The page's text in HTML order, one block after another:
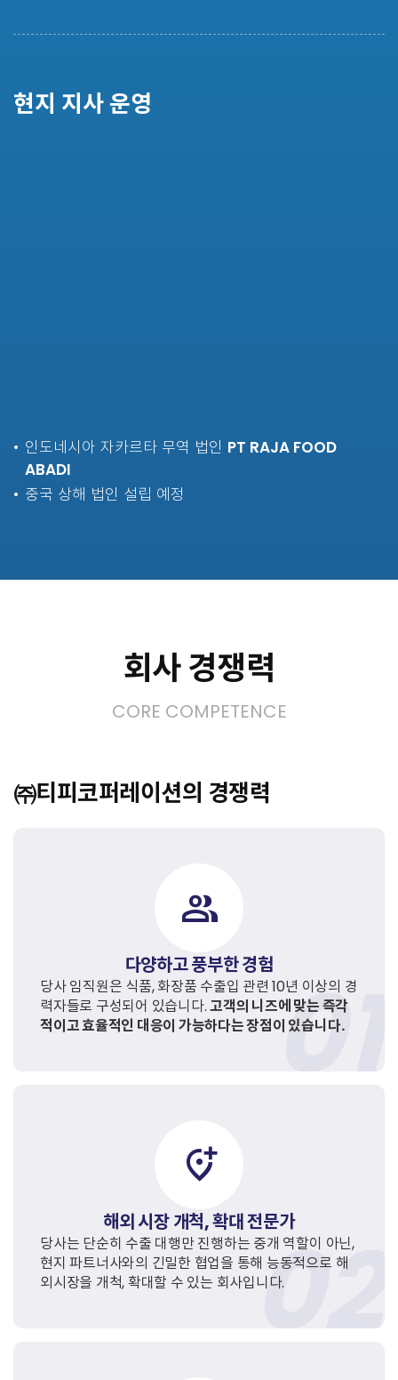
현지 지사 운영
인도네시아 자카르타 무역 법인 PT RAJA FOOD
ABADI
중국 상해 법인 설립 예정
회사 경쟁력
CORE COMPETENCE
㈜티피코퍼레이션의 경쟁력
group
다양하고 풍부한 경험
당사 임직원은 식품, 화장품 수출입 관련 10년 이상의 경
력자들로 구성되어 있습니다.고객의 니즈에 맞는 즉각
적이고 효율적인 대응이 가능하다는 장점이 있습니다.
add_location_alt
해외 시장 개척, 확대 전문가
당사는 단순히 수출 대행만 진행하는 중개 역할이 아닌,
현지 파트너사와의 긴밀한 협업을 통해 능동적으로 해
외시장을 개척, 확대할 수 있는 회사입니다.